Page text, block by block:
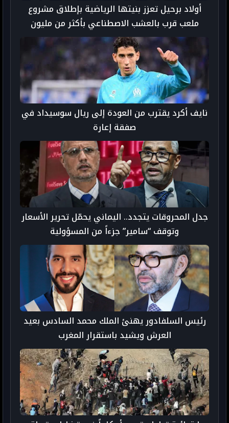
أولاد برحيل تعزز بنيتها الرياضية بإطلاق مشروع
ملعب قرب بالعشب الاصطناعي بأكثر من مليون
درهم
نايف أكرد يقترب من العودة إلى ريال سوسيداد في
صفقة إعارة
جدل المحروقات يتجدد.. اليماني يحمّل تحرير الأسعار
وتوقف “سامير” جزءاً من المسؤولية
رئيس السلفادور يهنئ الملك محمد السادس بعيد
العرش ويشيد باستقرار المغرب